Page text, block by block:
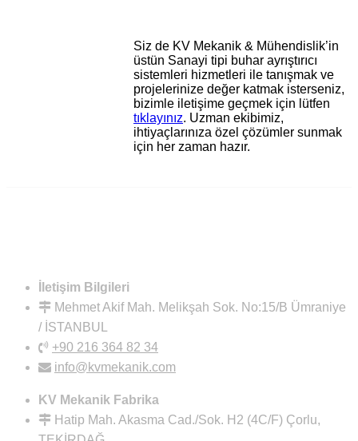
Siz de KV Mekanik & Mühendislik’in
üstün Sanayi tipi buhar ayrıştırıcı
sistemleri hizmetleri ile tanışmak ve
projelerinize değer katmak isterseniz,
bizimle iletişime geçmek için lütfen
tıklayınız. Uzman ekibimiz,
ihtiyaçlarınıza özel çözümler sunmak
için her zaman hazır.
İletişim Bilgileri
Mehmet Akif Mah. Melikşah Sok. No:15/B Ümraniye
/ İSTANBUL
+90 216 364 82 34
info@kvmekanik.com
KV Mekanik Fabrika
Hatip Mah. Akasma Cad./Sok. H2 (4C/F) Çorlu,